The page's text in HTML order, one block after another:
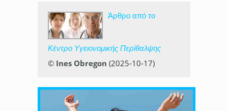
Άρθρο από το
Κέντρο Υγειονομικής Περίθαλψης
© Ines Obregon (2025-10-17)